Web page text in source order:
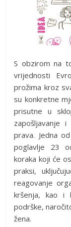
S obzirom na
vrijednosti
prožima kroz
su konkretne
prisutne u
zapošljavanje
prava. Jedna
poglavlje 23
koraka koji će
praksi,
reagovanje
kršenja, kao i
podrške,
žena.